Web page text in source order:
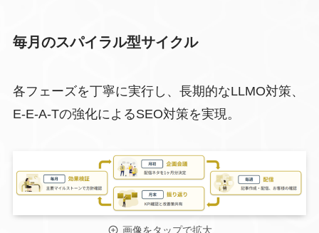
毎月のスパイラル型サイクル
各フェーズを丁寧に実行し、長期的なLLMO対策、
E-E-A-Tの強化によるSEO対策を実現。
画像をタップで拡大